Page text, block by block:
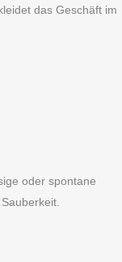
das Geschäft im
oder spontane